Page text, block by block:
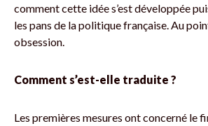
comment cette idée s’est développée
les pans de la politique française. Au
obsession.
Comment s’est-elle traduite ?
Les premières mesures ont concerné le